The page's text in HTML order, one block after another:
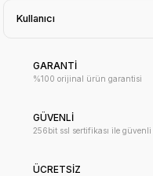
Kullanıcı
GARANTİ
%100 orijinal ürün garantisi
GÜVENLİ
256bit ssl sertifikası ile güvenli
ÜCRETSİZ